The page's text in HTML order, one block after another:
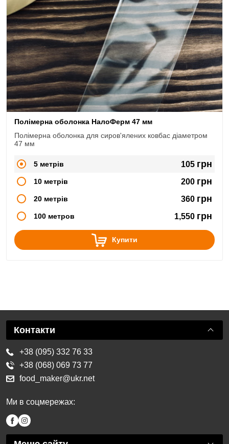
Полімерна оболонка НалоФерм 47 мм
Полімерна оболонка для сиров'ялених ковбас діаметром
47 мм
5 метрів 105 грн
10 метрів 200 грн
20 метрів 360 грн
100 метров 1,550 грн
Купити
Контакти
+38 (095) 332 76 33
+38 (068) 069 73 77
food_maker@ukr.net
Ми в соцмережах: